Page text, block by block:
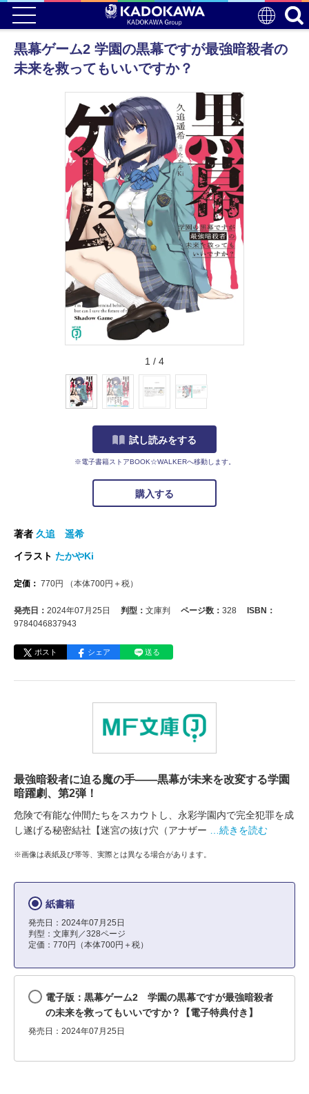
黒幕ゲーム2 学園の黒幕ですが最強暗殺者の
未来を救ってもいいですか？
1 / 4
試し読みをする
※電子書籍ストアBOOK☆WALKERへ移動します。
購入する
著者 久追 遥希
イラスト たかやKi
定価： 770円 （本体700円＋税）
発売日： 2024年07月25日 判型： 文庫判 ページ数： 328
ISBN：
9784046837943
ポスト シェア 送る
最強暗殺者に迫る魔の手――黒幕が未来を改変する学園
暗躍劇、第2弾！
危険で有能な仲間たちをスカウトし、永彩学園内で完全犯罪を成
し遂げる秘密結社【迷宮の抜け穴（アナザー
…続きを読む
※画像は表紙及び帯等、実際とは異なる場合があります。
紙書籍
発売日：2024年07月25日
判型：文庫判／328ページ
定価：770円（本体700円＋税）
電子版：黒幕ゲーム2 学園の黒幕ですが最強暗殺者
の未来を救ってもいいですか？【電子特典付き】
発売日：2024年07月25日